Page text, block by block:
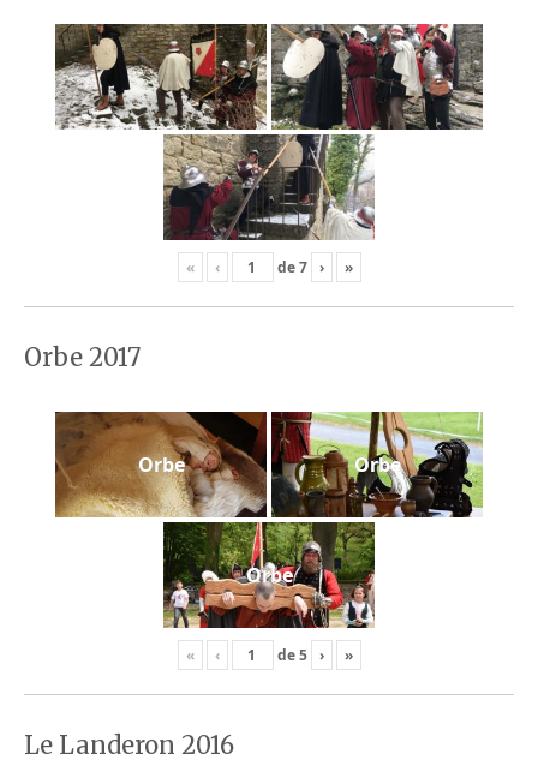
« ‹ de7 › »
Orbe 2017
Orbe Orbe
Orbe
« ‹ de5 › »
Le Landeron 2016